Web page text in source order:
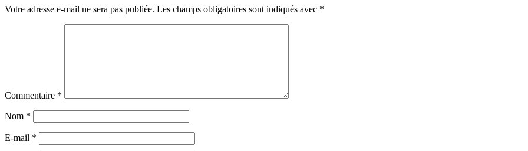
Votre adresse e-mail ne sera pas publiée. Les champs obligatoires sont indiqués avec *
Commentaire *
Nom *
E-mail *